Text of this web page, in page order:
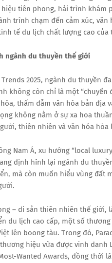
tiên phong, hải trình khám
trình chạm đến cảm xúc,
tế du lịch chất lượng cao của
ngành du thuyền thế giới
Trends 2025, ngành du thuyền
không còn chỉ là một “chuyến
thấm đẫm văn hóa bản địa
không nằm ở sự xa hoa
thiên nhiên và văn hóa hòa
Nam Á, xu hướng “local
định hình lại ngành du
mà còn muốn hiểu vùng đất
– di sản thiên nhiên thế giới,
du lịch cao cấp, một số
lên boong tàu. Trong đó,
hiệu vừa được vinh danh
Wanted Awards, đồng thời